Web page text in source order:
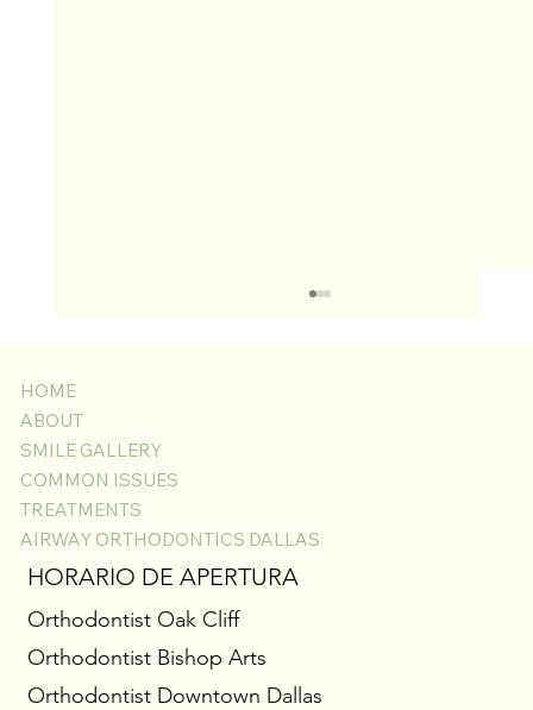
Gingivectomía con Láser para Encías Inflamadas
Debajo
HOME
ABOUT
SMILE GALLERY
COMMON ISSUES
TREATMENTS
AIRWAY ORTHODONTICS DALLAS
HORARIO DE APERTURA
Orthodontist Oak Cliff
Orthodontist Bishop Arts
Orthodontist Downtown Dallas